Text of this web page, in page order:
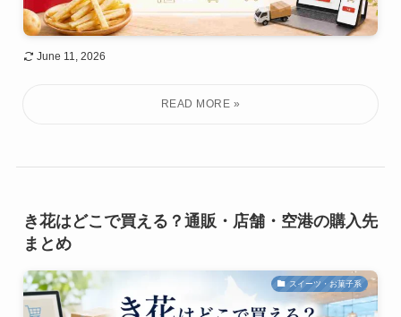
June 11, 2026
き花はどこで買える？通販・店舗・空港の購入先
まとめ
スイーツ・お菓子系